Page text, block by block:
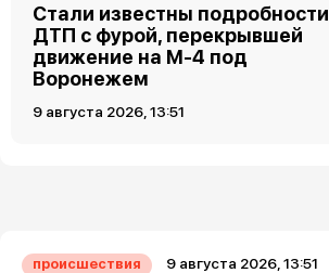
Стали известны подробности
ДТП с фурой, перекрывшей
движение на М-4 под
Воронежем
9 августа 2026, 13:51
происшествия 9 августа 2026, 13:51